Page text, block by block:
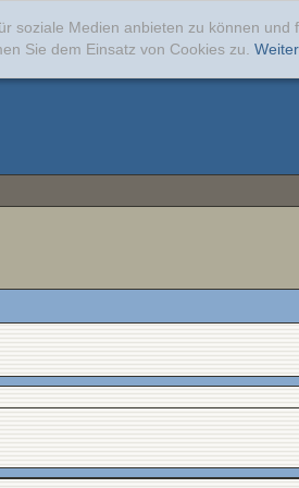
Medien anbieten zu können
Sie dem Einsatz von Cookies zu.